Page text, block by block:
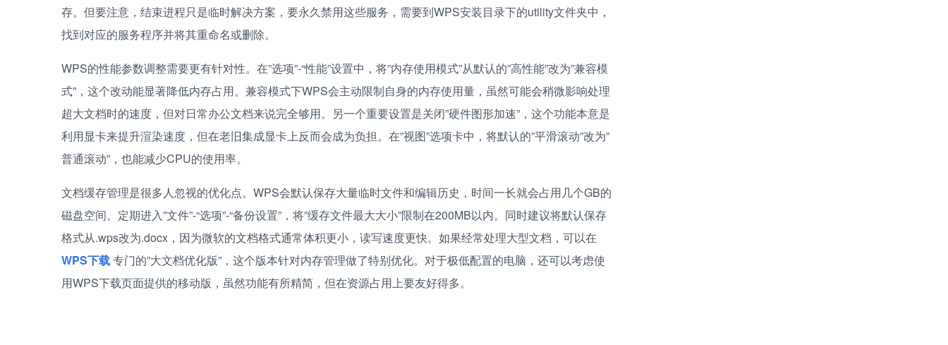
存。但要注意，结束进程只是临时解决方案，要永久禁用这些服务，需要到WPS安装目录下的utility文件夹中，
找到对应的服务程序并将其重命名或删除。
WPS的性能参数调整需要更有针对性。在”选项”-“性能”设置中，将”内存使用模式”从默认的”高性能”改为”兼容模
式”，这个改动能显著降低内存占用。兼容模式下WPS会主动限制自身的内存使用量，虽然可能会稍微影响处理
超大文档时的速度，但对日常办公文档来说完全够用。另一个重要设置是关闭”硬件图形加速”，这个功能本意是
利用显卡来提升渲染速度，但在老旧集成显卡上反而会成为负担。在”视图”选项卡中，将默认的”平滑滚动”改为”
普通滚动”，也能减少CPU的使用率。
文档缓存管理是很多人忽视的优化点。WPS会默认保存大量临时文件和编辑历史，时间一长就会占用几个GB的
磁盘空间。定期进入”文件”-“选项”-“备份设置”，将”缓存文件最大大小”限制在200MB以内。同时建议将默认保存
格式从.wps改为.docx，因为微软的文档格式通常体积更小，读写速度更快。如果经常处理大型文档，可以在
WPS下载专门的”大文档优化版”，这个版本针对内存管理做了特别优化。对于极低配置的电脑，还可以考虑使
用WPS下载页面提供的移动版，虽然功能有所精简，但在资源占用上要友好得多。